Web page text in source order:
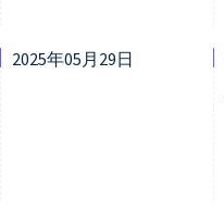
2025年05月29日